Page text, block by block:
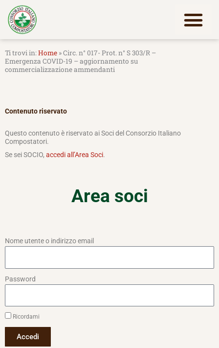
contenuto
Home »Circ. n° 017- Prot. n° S 303/R –
Emergenza COVID-19 – aggiornamento su
commercializzazione ammendanti
Contenuto riservato
Questo contenuto è riservato ai Soci del Consorzio Italiano
Compostatori.
Se sei SOCIO, accedi all’Area Soci.
Area soci
Nome utente o indirizzo email
Password
Ricordami
Accedi